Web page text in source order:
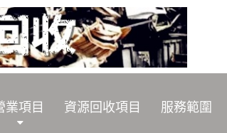
業項目 資源回收項目 服務範圍